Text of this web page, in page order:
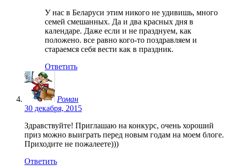
У нас в Беларуси этим никого не удивишь, много
семей смешанных. Да и два красных дня в
календаре. Даже если и не празднуем, как
положено. все равно кого-то поздравляем и
стараемся себя вести как в праздник.
Ответить
Роман
30 декабря, 2015
Здравствуйте! Приглашаю на конкурс, очень хороший
приз можно выиграть перед новым годам на моем блоге.
Приходите не пожалеете)))
Ответить